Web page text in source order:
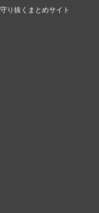
り抜くまとめサイト